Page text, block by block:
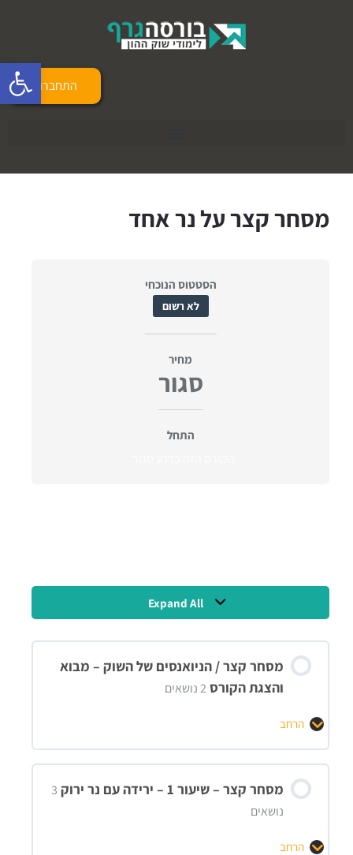
התחברות
מסחר קצר על נר אחד
הסטטוס הנוכחי
לא רשום
מחיר
סגור
התחל
Expand All
מסחר קצר / הניואנסים של השוק – מבוא
והצגת הקורס 2 נושאים
הרחב
מסחר קצר – שיעור 1 – ירידה עם נר ירוק
3
נושאים
הרחב